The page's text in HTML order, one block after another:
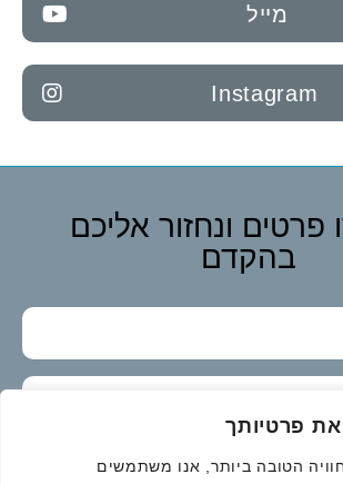
פרטיותך
הטובה ביותר, אנו משתמשים
מייל
Instagram
פרטים ונחזור אליכם
בהקדם